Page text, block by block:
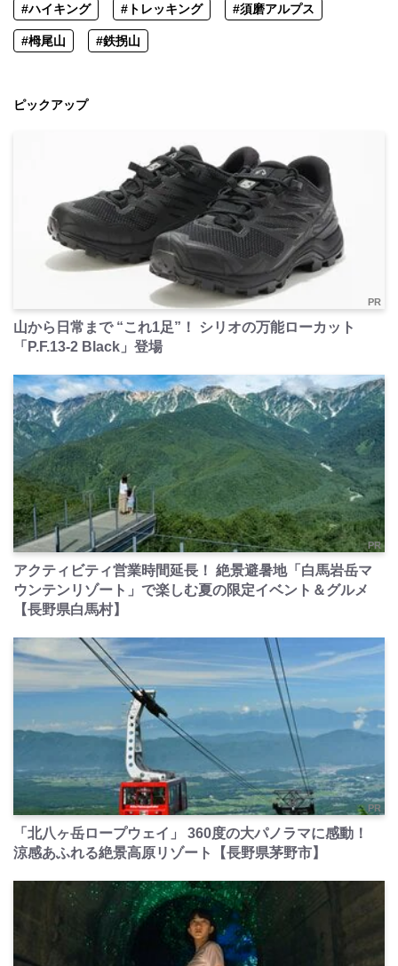
#ハイキング #トレッキング #須磨アルプス
#栂尾山 #鉄拐山
ピックアップ
PR
山から日常まで “これ1足”！ シリオの万能ローカット
「P.F.13-2 Black」登場
PR
アクティビティ営業時間延長！ 絶景避暑地「白馬岩岳マ
ウンテンリゾート」で楽しむ夏の限定イベント＆グルメ
【長野県白馬村】
PR
「北八ヶ岳ロープウェイ」 360度の大パノラマに感動！
涼感あふれる絶景高原リゾート【長野県茅野市】